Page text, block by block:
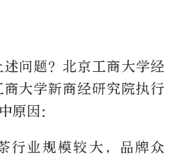
问题？北京工商大学经
大学新商经研究院执行
原因：
行业规模较大，品牌众